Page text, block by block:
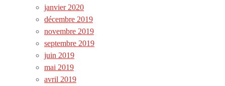
janvier 2020
décembre 2019
novembre 2019
septembre 2019
juin 2019
mai 2019
avril 2019